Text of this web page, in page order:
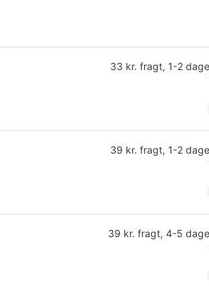
33 kr. fragt, 1-2 dage
39 kr. fragt, 1-2 dage
39 kr. fragt, 4-5 dage